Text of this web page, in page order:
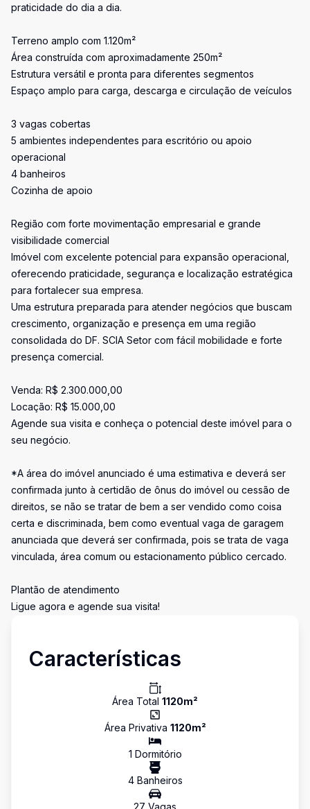
praticidade do dia a dia.
Terreno amplo com 1.120m²
Área construída com aproximadamente 250m²
Estrutura versátil e pronta para diferentes segmentos
Espaço amplo para carga, descarga e circulação de veículos
3 vagas cobertas
5 ambientes independentes para escritório ou apoio
operacional
4 banheiros
Cozinha de apoio
Região com forte movimentação empresarial e grande
visibilidade comercial
Imóvel com excelente potencial para expansão operacional,
oferecendo praticidade, segurança e localização estratégica
para fortalecer sua empresa.
Uma estrutura preparada para atender negócios que buscam
crescimento, organização e presença em uma região
consolidada do DF. SCIA Setor com fácil mobilidade e forte
presença comercial.
Venda: R$ 2.300.000,00
Locação: R$ 15.000,00
Agende sua visita e conheça o potencial deste imóvel para o
seu negócio.
*A área do imóvel anunciado é uma estimativa e deverá ser
confirmada junto à certidão de ônus do imóvel ou cessão de
direitos, se não se tratar de bem a ser vendido como coisa
certa e discriminada, bem como eventual vaga de garagem
anunciada que deverá ser confirmada, pois se trata de vaga
vinculada, área comum ou estacionamento público cercado.
Plantão de atendimento
Ligue agora e agende sua visita!
Características
Área Total 1120m²
Área Privativa 1120m²
1 Dormitório
4Banheiros
27 Vagas